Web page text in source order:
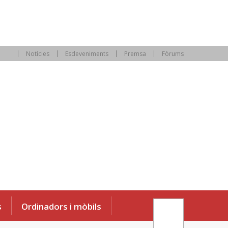
Notícies Esdeveniments Premsa Fòrums
Ordinadors i mòbils